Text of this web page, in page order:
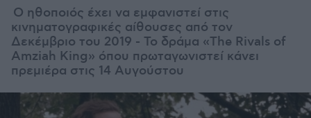
Ο ηθοποιός έχει να εμφανιστεί στις
κινηματογραφικές αίθουσες από τον
Δεκέμβριο του 2019 - Το δράμα «The Rivals of
Amziah King» όπου πρωταγωνιστεί κάνει
πρεμιέρα στις 14 Αυγούστου